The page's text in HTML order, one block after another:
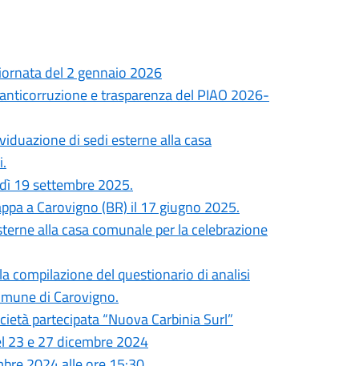
del 2 gennaio 2026
e trasparenza del PIAO 2026-
di sedi esterne alla casa
19 settembre 2025.
a Carovigno (BR) il 17 giugno 2025.
alla casa comunale per la celebrazione
compilazione del questionario di analisi
di Carovigno.
partecipata “Nuova Carbinia Surl”
23 e 27 dicembre 2024